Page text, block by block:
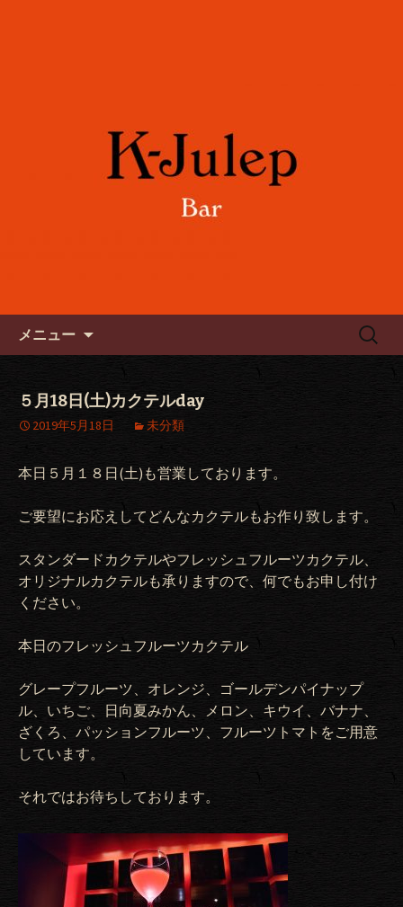
メニュー
検
５月18日(土)カクテルday
2019年5月18日 未分類
本日５月１８日(土)も営業しております。
ご要望にお応えしてどんなカクテルもお作り致します。
スタンダードカクテルやフレッシュフルーツカクテル、
オリジナルカクテルも承りますので、何でもお申し付け
ください。
本日のフレッシュフルーツカクテル
グレープフルーツ、オレンジ、ゴールデンパイナップ
ル、いちご、日向夏みかん、メロン、キウイ、バナナ、
ざくろ、パッションフルーツ、フルーツトマトをご用意
しています。
それではお待ちしております。